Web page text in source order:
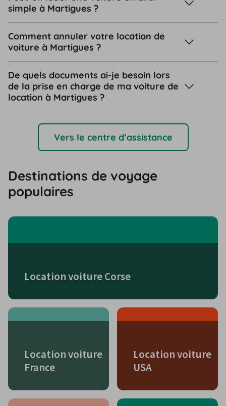
simple à Martigues ?
Comment annuler votre location de
voiture à Martigues ?
De quels documents ai-je besoin lors
de la prise en charge de ma voiture de
location à Martigues ?
Vers le centre d’assistance
Destinations de voyage
populaires
Location voiture Corse
Location voiture
France
Location voiture
USA